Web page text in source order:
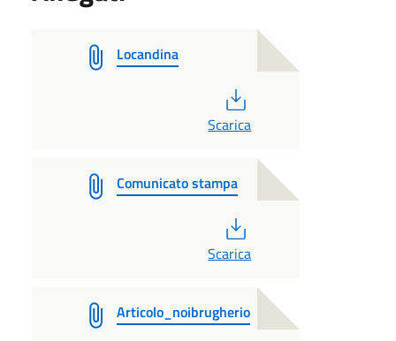
Locandina
Scarica
Comunicato stampa
Scarica
Articolo_noibrugherio